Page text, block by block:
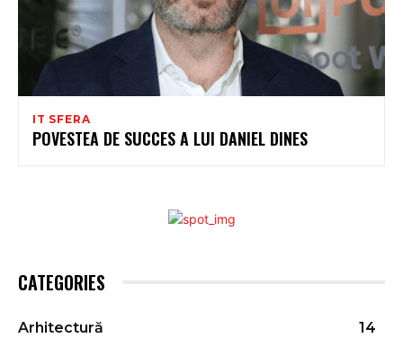
IT SFERA
POVESTEA DE SUCCES A LUI DANIEL DINES
CATEGORIES
Arhitectură
14